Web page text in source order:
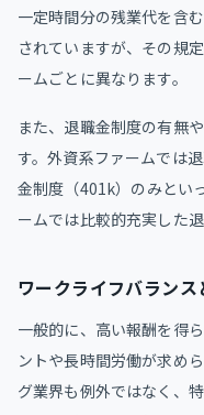
一定時間分の残業代を含
されていますが、その規
ームごとに異なります。
また、退職金制度の有無
す。外資系ファームでは
金制度（401k）のみとい
ームでは比較的充実した
ワークライフバラン
一般的に、高い報酬を得
ントや長時間労働が求め
グ業界も例外ではなく、